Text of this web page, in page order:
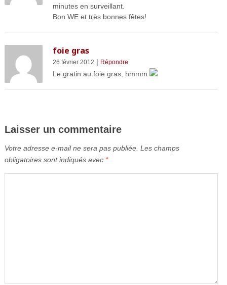
minutes en surveillant.
Bon WE et très bonnes fêtes!
foie gras
26 février 2012 | Répondre
Le gratin au foie gras, hmmm
Laisser un commentaire
Votre adresse e-mail ne sera pas publiée. Les champs
obligatoires sont indiqués avec *